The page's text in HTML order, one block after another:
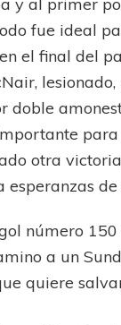
y al primer
fue ideal
el final del
doble
para
otra
esperanzas